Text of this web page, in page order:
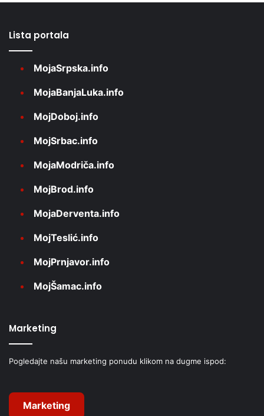
Lista portala
MojaSrpska.info
MojaBanjaLuka.info
MojDoboj.info
MojSrbac.info
MojaModriča.info
MojBrod.info
MojaDerventa.info
MojTeslić.info
MojPrnjavor.info
MojŠamac.info
Marketing
Pogledajte našu marketing ponudu klikom na dugme ispod:
Marketing